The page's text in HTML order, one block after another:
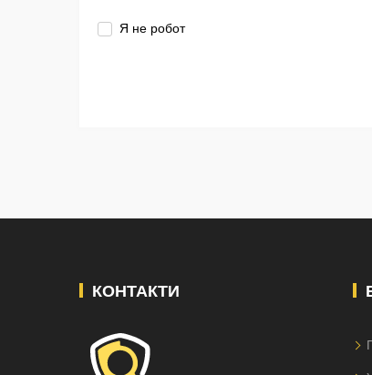
Я не робот
КОНТАКТИ